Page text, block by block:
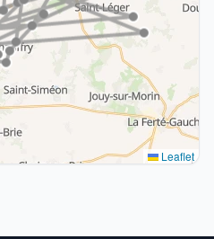
Leaflet